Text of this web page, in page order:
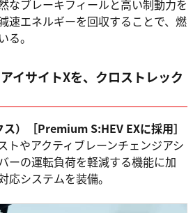
なブレーキフィールと高い制動力を
速エネルギーを回収することで、燃
る。
イサイトXを、クロストレック
ス）［Premium S:HEV EXに採用］
トやアクティブレーンチェンジアシ
ーの運転負荷を軽減する機能に加
応システムを装備。